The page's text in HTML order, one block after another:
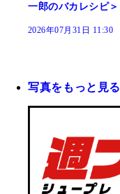
一郎のバカレシピ＞
2026年07月31日 11:30
写真をもっと見る